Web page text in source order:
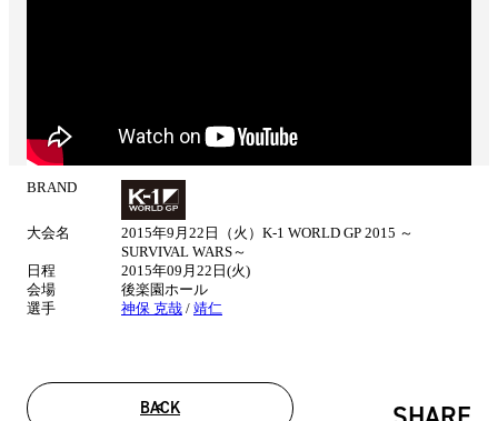
BRAND
大会名
2015年9月22日（火）K-1 WORLD GP 2015 ～
SURVIVAL WARS～
日程
2015年09月22日(火)
会場
後楽園ホール
選手
神保 克哉 / 靖仁
BACK